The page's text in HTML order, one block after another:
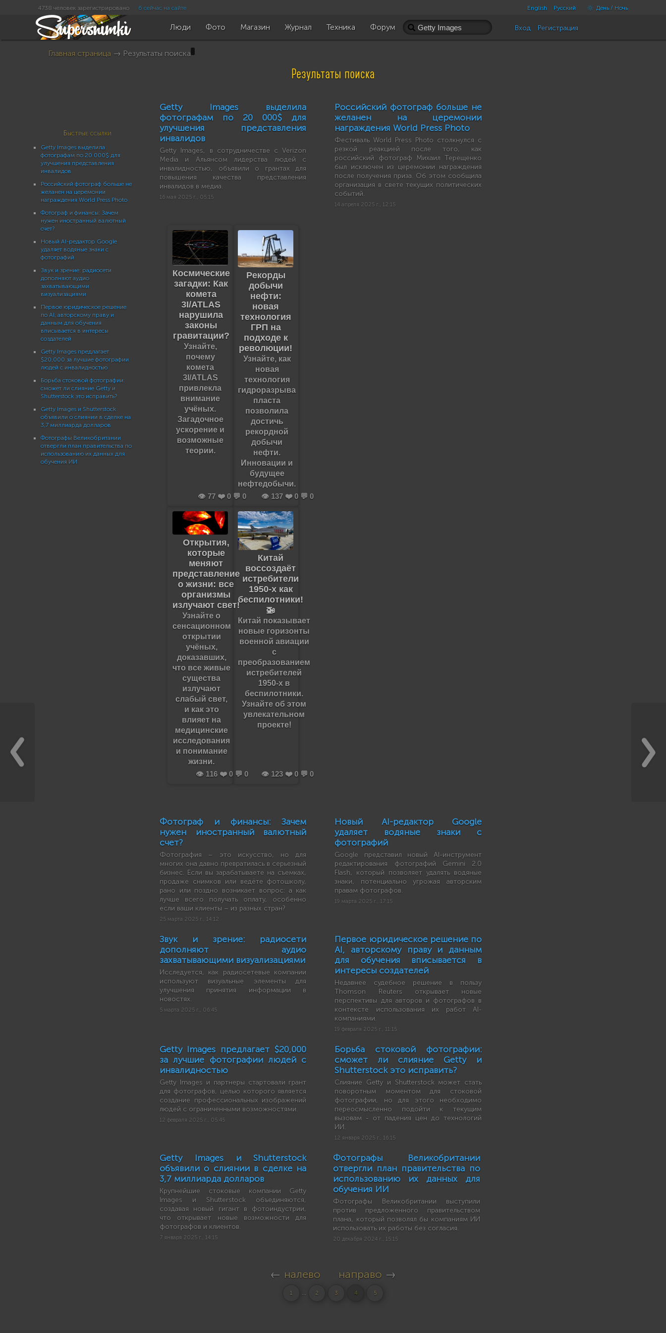
English Русский День / Ночь
4738 человек зарегистрировано 6 сейчас на сайте
Люди Фото Магазин Журнал Техника Форум Вход Регистрация
Главная страница → Результаты поиска
Результаты поиска
Быстрые ссылки
Getty Images выделила
фотографам по 20 000$ для
улучшения представления
инвалидов
Российский фотограф больше не
желанен на церемонии
награждения World Press Photo
Фотограф и финансы: Зачем
нужен иностранный валютный
счет?
Новый AI-редактор Google
удаляет водяные знаки с
фотографий
Звук и зрение: радиосети
дополняют аудио
захватывающими
визуализациями
Первое юридическое решение
по AI, авторскому праву и
данным для обучения
вписывается в интересы
создателей
Getty Images предлагает
$20,000 за лучшие фотографии
людей с инвалидностью
Борьба стоковой фотографии:
сможет ли слияние Getty и
Shutterstock это исправить?
Getty Images и Shutterstock
объявили о слиянии в сделке на
3,7 миллиарда долларов
Фотографы Великобритании
отвергли план правительства по
использованию их данных для
обучения ИИ
Getty Images выделила
фотографам по 20 000$ для
улучшения представления
инвалидов
Getty Images, в сотрудничестве с Verizon
Media и Альянсом лидерства людей с
инвалидностью, объявили о грантах для
повышения качества представления
инвалидов в медиа.
16 мая 2025 г., 05:15
Космические
загадки: Как
комета
3I/ATLAS
нарушила
законы
гравитации?
Узнайте,
почему
комета
3I/ATLAS
привлекла
внимание
учёных.
Загадочное
ускорение и
возможные
теории.
👁️ 77 ❤️ 0 💬 0
Рекорды
добычи
нефти:
новая
технология
ГРП на
подходе к
революции!
Узнайте, как
новая
технология
гидроразрыва
пласта
позволила
достичь
рекордной
добычи
нефти.
Инновации и
будущее
нефтедобычи.
👁️ 137 ❤️ 0 💬 0
Открытия,
которые
меняют
представление
о жизни: все
организмы
излучают свет!
Узнайте о
сенсационном
открытии
учёных,
доказавших,
что все живые
существа
излучают
слабый свет,
и как это
влияет на
медицинские
исследования
и понимание
жизни.
👁️ 116 ❤️ 0 💬 0
Китай
воссоздаёт
истребители
1950-х как
беспилотники!
🚁
Китай показывает
новые горизонты
военной авиации
с
преобразованием
истребителей
1950-х в
беспилотники.
Узнайте об этом
увлекательном
проекте!
👁️ 123 ❤️ 0 💬 0
Российский фотограф больше не
желанен на церемонии
награждения World Press Photo
Фестиваль World Press Photo столкнулся с
резкой реакцией после того, как
российский фотограф Михаил Терещенко
был исключен из церемонии награждения
после получения приза. Об этом сообщила
организация в свете текущих политических
событий.
14 апреля 2025 г., 12:15
Фотограф и финансы: Зачем
нужен иностранный валютный
счет?
Фотография – это искусство, но для
многих она давно превратилась в серьезный
бизнес. Если вы зарабатываете на съемках,
продаже снимков или ведёте фотошколу,
рано или поздно возникает вопрос: а как
лучше всего получать оплату, особенно
если ваши клиенты – из разных стран?
25 марта 2025 г., 14:12
Новый AI-редактор Google
удаляет водяные знаки с
фотографий
Google представил новый AI-инструмент
редактирования фотографий Gemini 2.0
Flash, который позволяет удалять водяные
знаки, потенциально угрожая авторским
правам фотографов.
19 марта 2025 г., 17:15
Звук и зрение: радиосети
дополняют аудио
захватывающими визуализациями
Исследуется, как радиосетевые компании
используют визуальные элементы для
улучшения принятия информации в
новостях.
5 марта 2025 г., 06:45
Первое юридическое решение по
AI, авторскому праву и данным
для обучения вписывается в
интересы создателей
Недавнее судебное решение в пользу
Thomson Reuters открывает новые
перспективы для авторов и фотографов в
контексте использования их работ AI-
компаниями.
19 февраля 2025 г., 11:15
Getty Images предлагает $20,000
за лучшие фотографии людей с
инвалидностью
Getty Images и партнеры стартовали грант
для фотографов, целью которого является
создание профессиональных изображений
людей с ограниченными возможностями.
12 февраля 2025 г., 05:45
Борьба стоковой фотографии:
сможет ли слияние Getty и
Shutterstock это исправить?
Слияние Getty и Shutterstock может стать
поворотным моментом для стоковой
фотографии, но для этого необходимо
переосмысленно подойти к текущим
вызовам - от падения цен до технологий
ИИ.
12 января 2025 г., 16:15
Getty Images и Shutterstock
объявили о слиянии в сделке на
3,7 миллиарда долларов
Крупнейшие стоковые компании Getty
Images и Shutterstock объединяются,
создавая новый гигант в фотоиндустрии,
что открывает новые возможности для
фотографов и клиентов.
7 января 2025 г., 14:15
Фотографы Великобритании
отвергли план правительства по
использованию их данных для
обучения ИИ
Фотографы Великобритании выступили
против предложенного правительством
плана, который позволял бы компаниям ИИ
использовать их работы без согласия.
20 декабря 2024 г., 15:15
← налево направо →
1 ... 2 3 4 5